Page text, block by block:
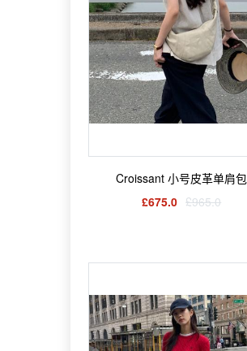
Croissant 小号皮革单肩包
£675.0 £965.0